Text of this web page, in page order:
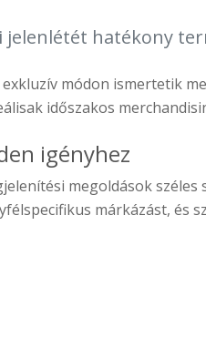
jelenlétét hatékony
módon ismertetik
időszakos
igényhez
megoldások széles
márkázást, és